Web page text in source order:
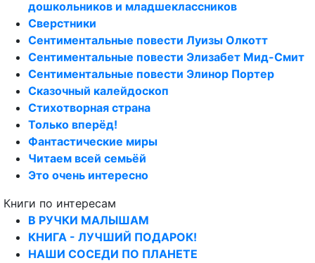
дошкольников и младшеклассников
Сверстники
Сентиментальные повести Луизы Олкотт
Сентиментальные повести Элизабет Мид-Смит
Сентиментальные повести Элинор Портер
Сказочный калейдоскоп
Стихотворная страна
Только вперёд!
Фантастические миры
Читаем всей семьёй
Это очень интересно
Книги по интересам
В РУЧКИ МАЛЫШАМ
КНИГА - ЛУЧШИЙ ПОДАРОК!
НАШИ СОСЕДИ ПО ПЛАНЕТЕ